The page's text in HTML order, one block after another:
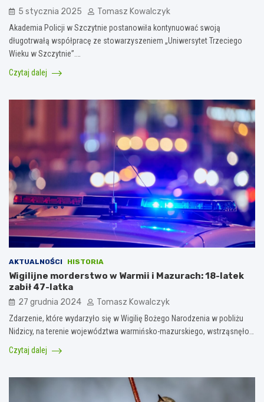
5 stycznia 2025 Tomasz Kowalczyk
Akademia Policji w Szczytnie postanowiła kontynuować swoją
długotrwałą współpracę ze stowarzyszeniem „Uniwersytet Trzeciego
Wieku w Szczytnie”.…
Czytaj dalej
AKTUALNOŚCI HISTORIA
Wigilijne morderstwo w Warmii i Mazurach: 18-latek
zabił 47-latka
27 grudnia 2024 Tomasz Kowalczyk
Zdarzenie, które wydarzyło się w Wigilię Bożego Narodzenia w pobliżu
Nidzicy, na terenie województwa warmińsko-mazurskiego, wstrząsnęło…
Czytaj dalej